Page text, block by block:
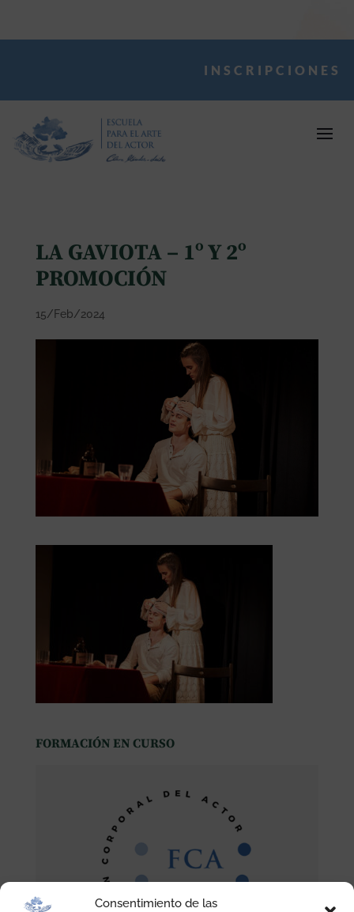
Consentimiento de las
INSCRIPCIONES
LA GAVIOTA – 1º Y 2º
PROMOCIÓN
15/Feb/2024
FORMACIÓN EN CURSO